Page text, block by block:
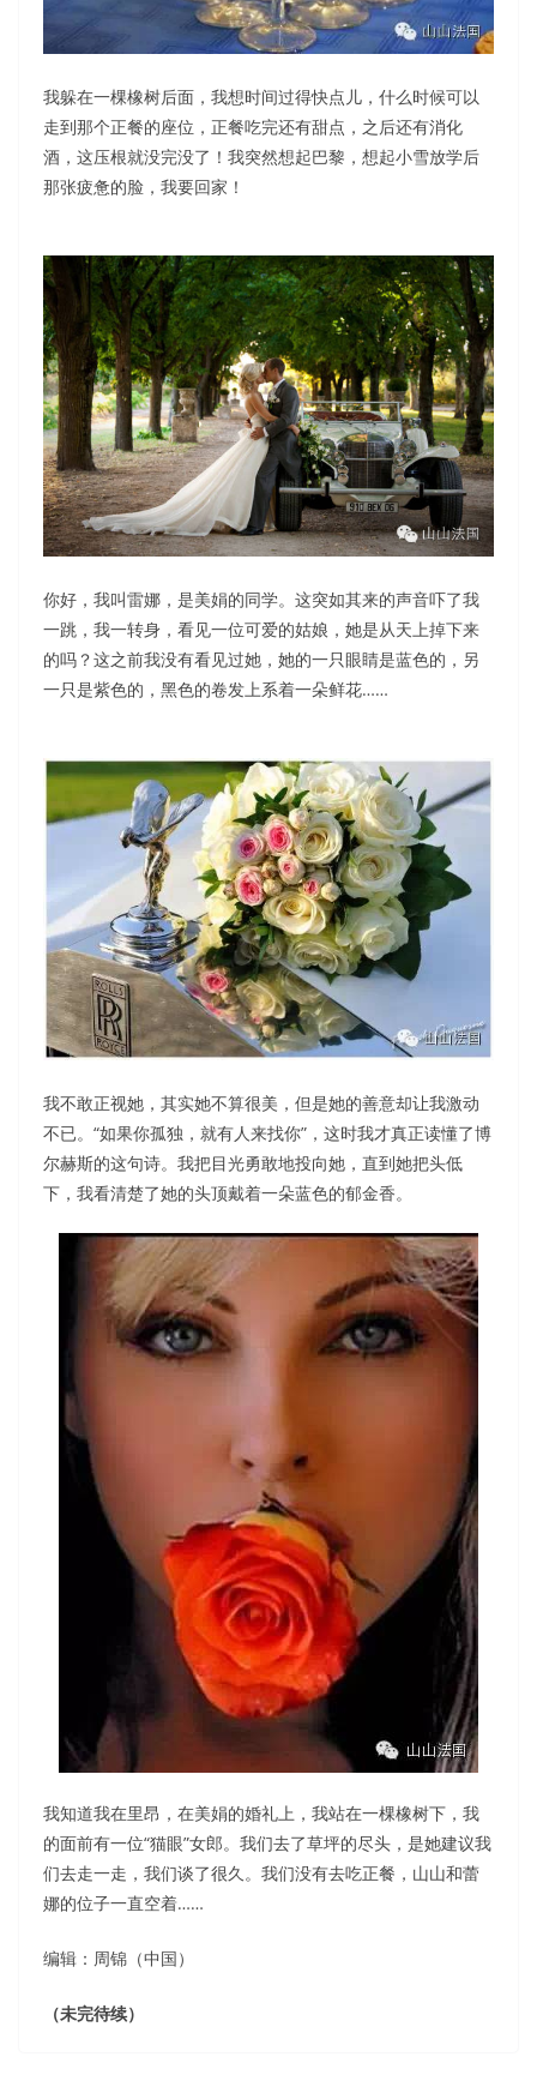
我躲在一棵橡树后面，我想时间过得快点儿，什么时候可以
走到那个正餐的座位，正餐吃完还有甜点，之后还有消化
酒，这压根就没完没了！我突然想起巴黎，想起小雪放学后
那张疲惫的脸，我要回家！
你好，我叫雷娜，是美娟的同学。这突如其来的声音吓了我
一跳，我一转身，看见一位可爱的姑娘，她是从天上掉下来
的吗？这之前我没有看见过她，她的一只眼睛是蓝色的，另
一只是紫色的，黑色的卷发上系着一朵鲜花……
我不敢正视她，其实她不算很美，但是她的善意却让我激动
不已。“如果你孤独，就有人来找你”，这时我才真正读懂了博
尔赫斯的这句诗。我把目光勇敢地投向她，直到她把头低
下，我看清楚了她的头顶戴着一朵蓝色的郁金香。
我知道我在里昂，在美娟的婚礼上，我站在一棵橡树下，我
的面前有一位“猫眼”女郎。我们去了草坪的尽头，是她建议我
们去走一走，我们谈了很久。我们没有去吃正餐，山山和蕾
娜的位子一直空着……
编辑：周锦（中国）
（未完待续）